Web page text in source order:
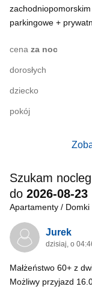
parkingowe +
cena za noc
dorosłych
dziecko
pokój
Szukam
do 2026-08-23
Apartamenty / Domki
Jurek
dzisiaj, o
Małżeństwo 60+ z
Możliwy przyjazd